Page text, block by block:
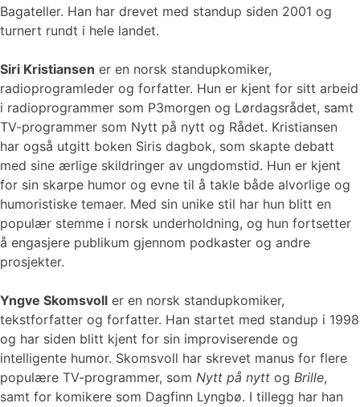
Bagateller. Han har drevet med standup siden 2001 og
turnert rundt i hele landet.
Siri Kristiansen er en norsk standupkomiker,
radioprogramleder og forfatter. Hun er kjent for sitt arbeid
i radioprogrammer som P3morgen og Lørdagsrådet, samt
TV-programmer som Nytt på nytt og Rådet. Kristiansen
har også utgitt boken Siris dagbok, som skapte debatt
med sine ærlige skildringer av ungdomstid. Hun er kjent
for sin skarpe humor og evne til å takle både alvorlige og
humoristiske temaer. Med sin unike stil har hun blitt en
populær stemme i norsk underholdning, og hun fortsetter
å engasjere publikum gjennom podkaster og andre
prosjekter.
Yngve Skomsvoll er en norsk standupkomiker,
tekstforfatter og forfatter. Han startet med standup i 1998
og har siden blitt kjent for sin improviserende og
intelligente humor. Skomsvoll har skrevet manus for flere
populære TV-programmer, som Nytt på nytt og Brille,
samt for komikere som Dagfinn Lyngbø. I tillegg har han